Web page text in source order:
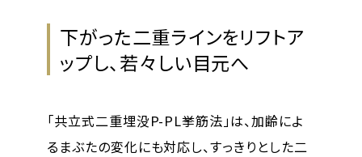
狭い二重幅を解消し、ぱっちり
と華やかな目元へ
独自の研究から生まれた「共立式二重埋没P-
PL挙筋法」なら、まぶたに点と点を結んで自